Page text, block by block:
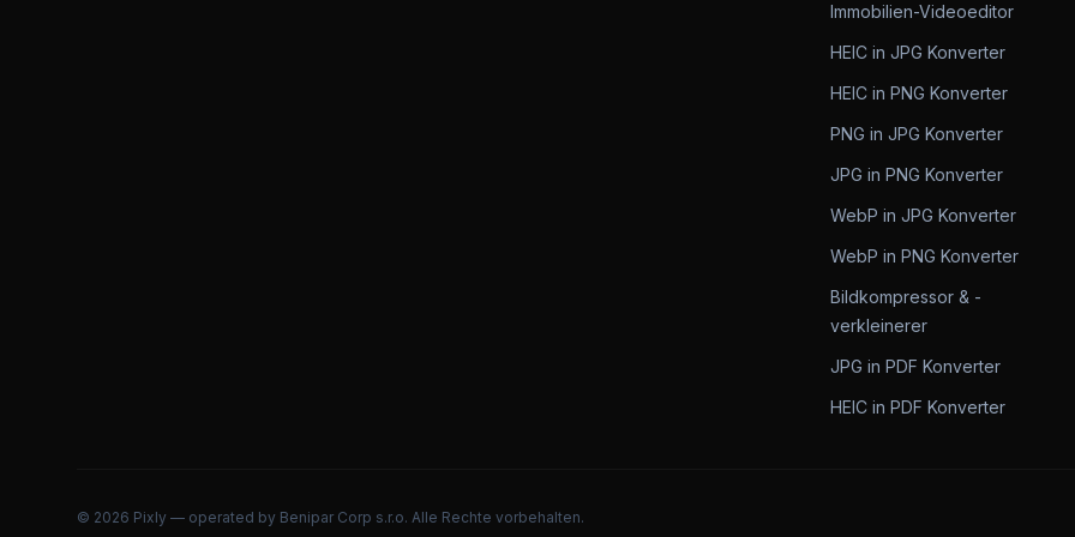
Immobilien-Videoeditor
HEIC in JPG Konverter
HEIC in PNG Konverter
PNG in JPG Konverter
JPG in PNG Konverter
WebP in JPG Konverter
WebP in PNG Konverter
Bildkompressor & -
verkleinerer
JPG in PDF Konverter
HEIC in PDF Konverter
© 2026 Pixly — operated by Benipar Corp s.r.o. Alle Rechte vorbehalten.